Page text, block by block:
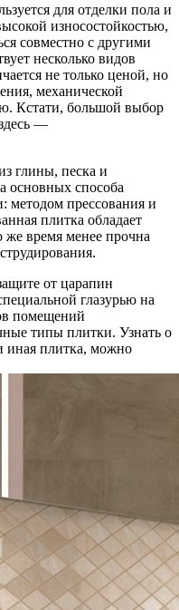
для отделки пола и
износостойкостью,
совместно с другими
несколько видов
не только ценой, но
механической
Кстати, большой выбор
—
глины, песка и
основных способа
методом прессования и
плитка обладает
же время менее прочна
от царапин
глазурью на
помещений
типы плитки. Узнать о
иная плитка, можно